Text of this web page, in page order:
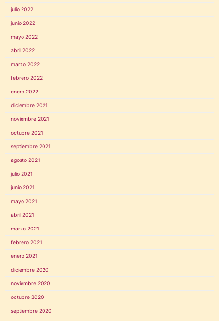
julio 2022
junio 2022
mayo 2022
abril 2022
marzo 2022
febrero 2022
enero 2022
diciembre 2021
noviembre 2021
octubre 2021
septiembre 2021
agosto 2021
julio 2021
junio 2021
mayo 2021
abril 2021
marzo 2021
febrero 2021
enero 2021
diciembre 2020
noviembre 2020
octubre 2020
septiembre 2020